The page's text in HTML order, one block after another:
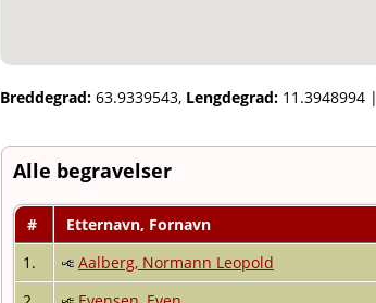
Breddegrad:63.9339543, Lengdegrad:11.3948994|
Alle begravelser
# Etternavn, Fornavn
1.
Aalberg, Normann Leopold